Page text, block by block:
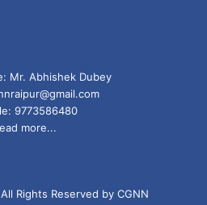
Mr. Abhishek Dubey
9773586480
more...
Rights Reserved by CGNN